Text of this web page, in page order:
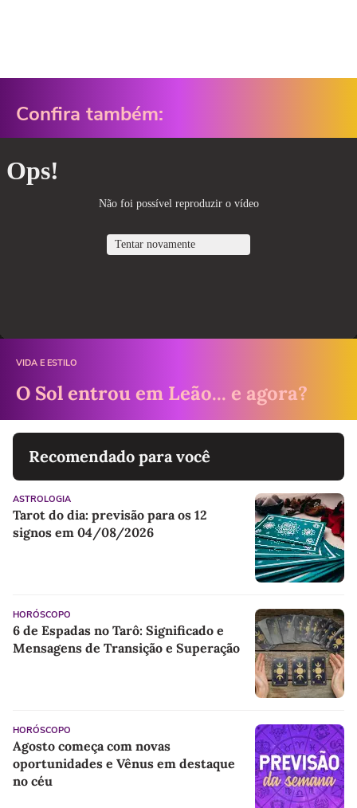
Confira também:
VIDA E ESTILO
O Sol entrou em Leão... e agora?
Recomendado para você
ASTROLOGIA
Tarot do dia: previsão para os 12
signos em 04/08/2026
HORÓSCOPO
6 de Espadas no Tarô: Significado e
Mensagens de Transição e Superação
HORÓSCOPO
Agosto começa com novas
oportunidades e Vênus em destaque
no céu